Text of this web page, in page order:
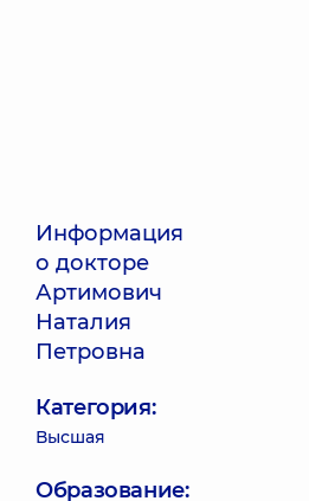
Информация
о докторе
Артимович
Наталия
Петровна
Категория:
Высшая
Образование: